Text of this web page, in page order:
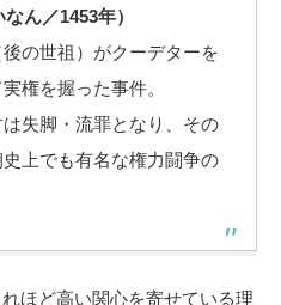
ん／1453年）
の世祖）がクーデターを
権を握った事件。
失脚・流罪となり、その
上でも有名な権力闘争の
ほど高い関心を寄せている理